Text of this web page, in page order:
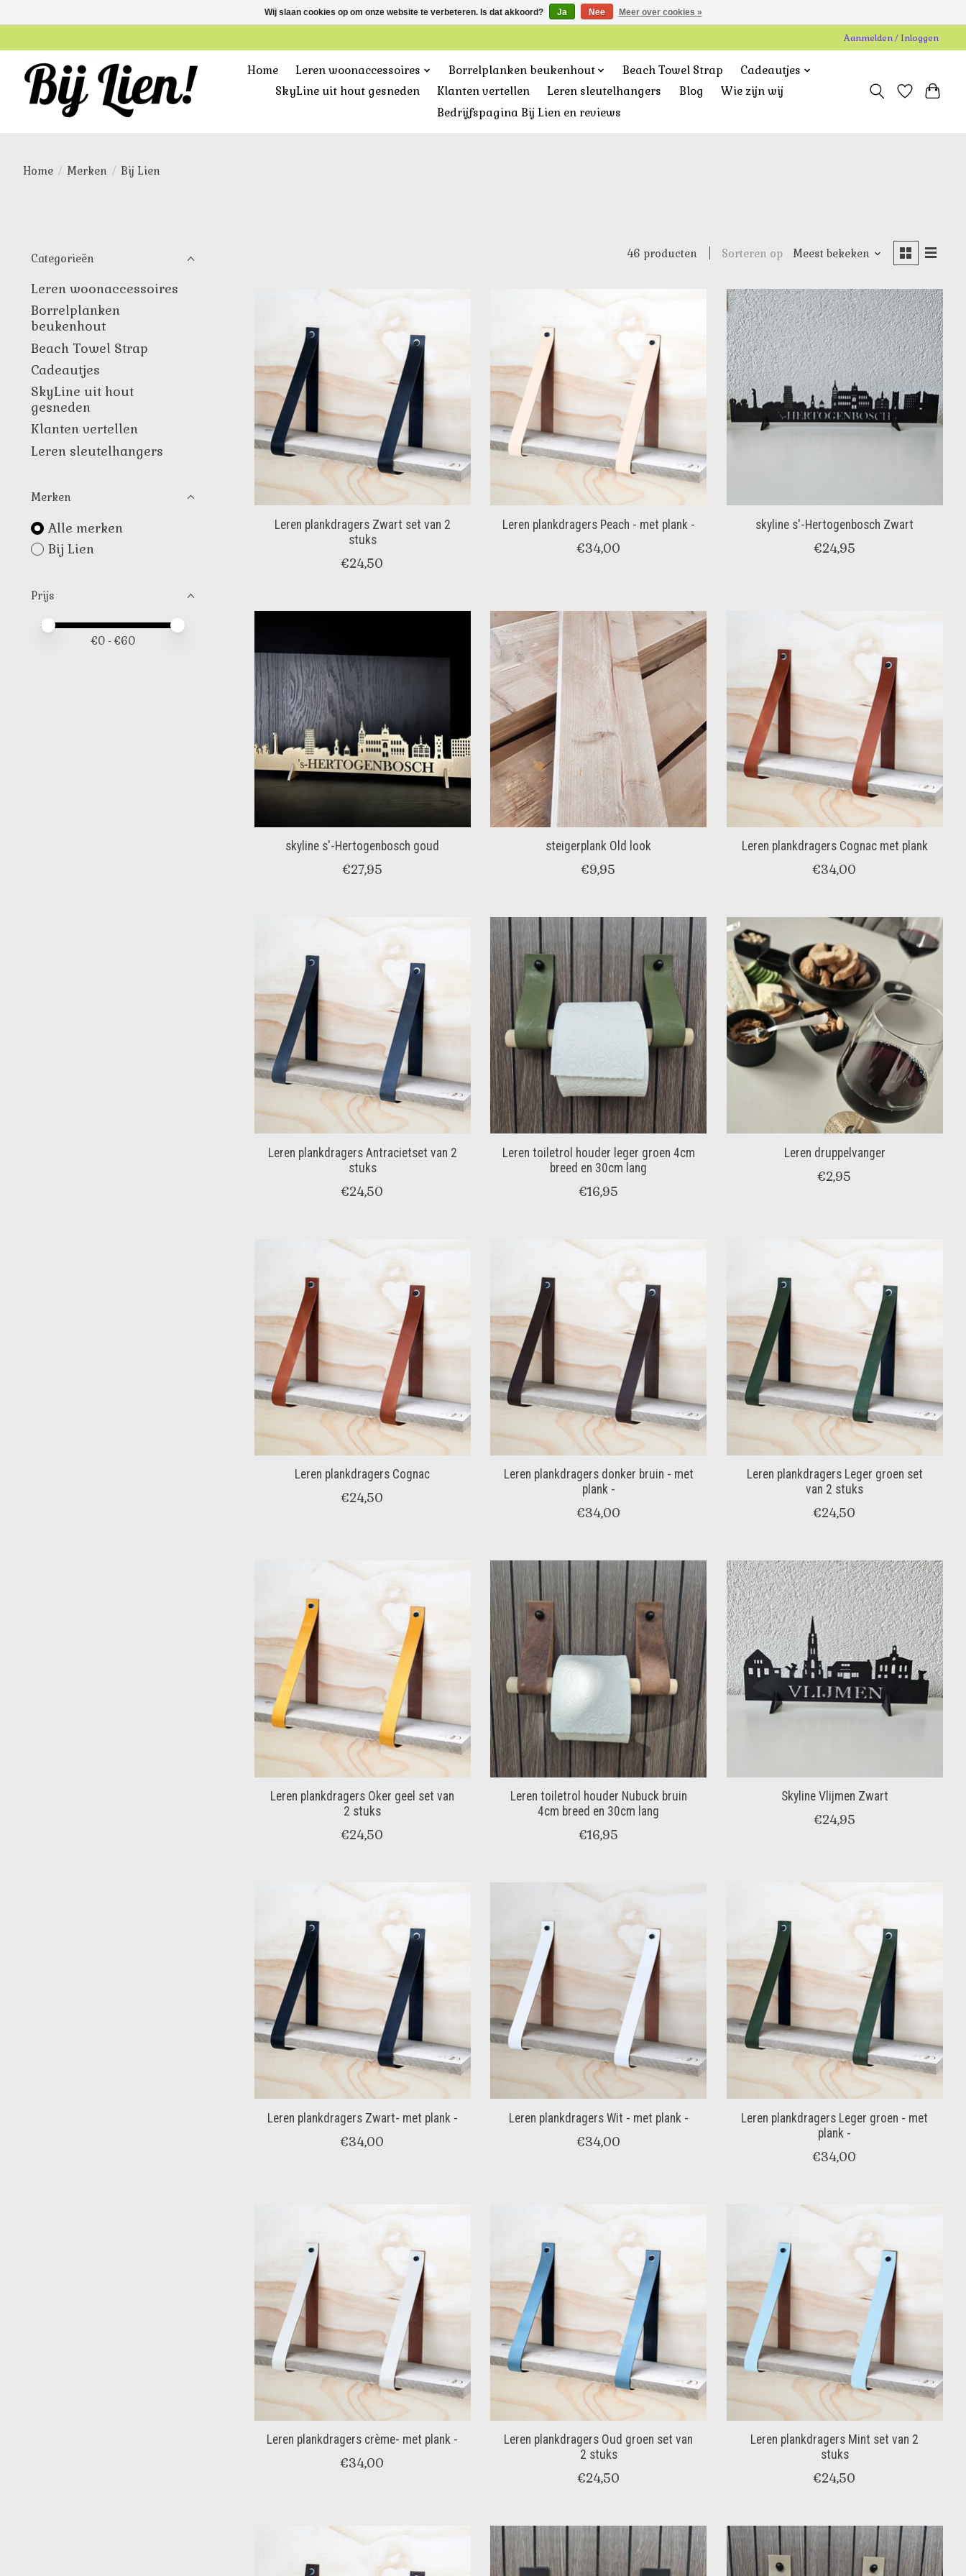
Aanmelden / Inloggen
Home Leren woonaccessoires Borrelplanken beukenhout Beach Towel Strap
Cadeautjes
SkyLine uit hout gesneden
Klanten vertellen Leren sleutelhangers Blog
Wie zijn wij
Bedrijfspagina Bij Lien en reviews
Home / Merken / Bij Lien
Categorieën
Leren woonaccessoires
Borrelplanken
beukenhout
Beach Towel Strap
Cadeautjes
SkyLine uit hout
gesneden
Klanten vertellen
Leren sleutelhangers
Merken
Alle merken
Bij Lien
Prijs
Minimale prijswaarde
Price maximum value
€0- €60
46 producten Sorteren op Meest bekeken
Leren plankdragers Zwart set van 2
stuks
€24,50
Leren plankdragers Peach - met plank -
€34,00
skyline s'-Hertogenbosch Zwart
€24,95
skyline s'-Hertogenbosch goud
€27,95
steigerplank Old look
€9,95
Leren plankdragers Cognac met plank
€34,00
Leren plankdragers Antracietset van 2
stuks
€24,50
Leren toiletrol houder leger groen 4cm
breed en 30cm lang
€16,95
Leren druppelvanger
€2,95
Leren plankdragers Cognac
€24,50
Leren plankdragers donker bruin - met
plank -
€34,00
Leren plankdragers Leger groen set
van 2 stuks
€24,50
Leren plankdragers Oker geel set van
2 stuks
€24,50
Leren toiletrol houder Nubuck bruin
4cm breed en 30cm lang
€16,95
Skyline Vlijmen Zwart
€24,95
Leren plankdragers Zwart- met plank -
€34,00
Leren plankdragers Wit - met plank -
€34,00
Leren plankdragers Leger groen - met
plank -
€34,00
Leren plankdragers crème- met plank -
€34,00
Leren plankdragers Oud groen set van
2 stuks
€24,50
Leren plankdragers Mint set van 2
stuks
€24,50
Wij slaan cookies op om onze website te verbeteren. Is dat akkoord? Ja Nee Meer over cookies »